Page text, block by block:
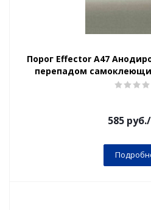
Порог Effector А47
перепадом
585руб.